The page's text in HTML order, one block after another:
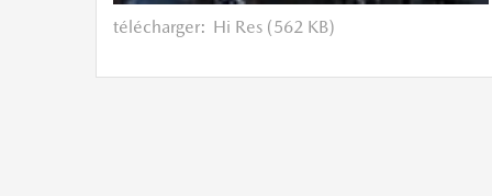
télécharger: Hi Res (562 KB)